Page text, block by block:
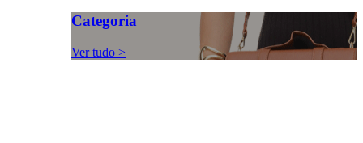
Categoria
Ver tudo >